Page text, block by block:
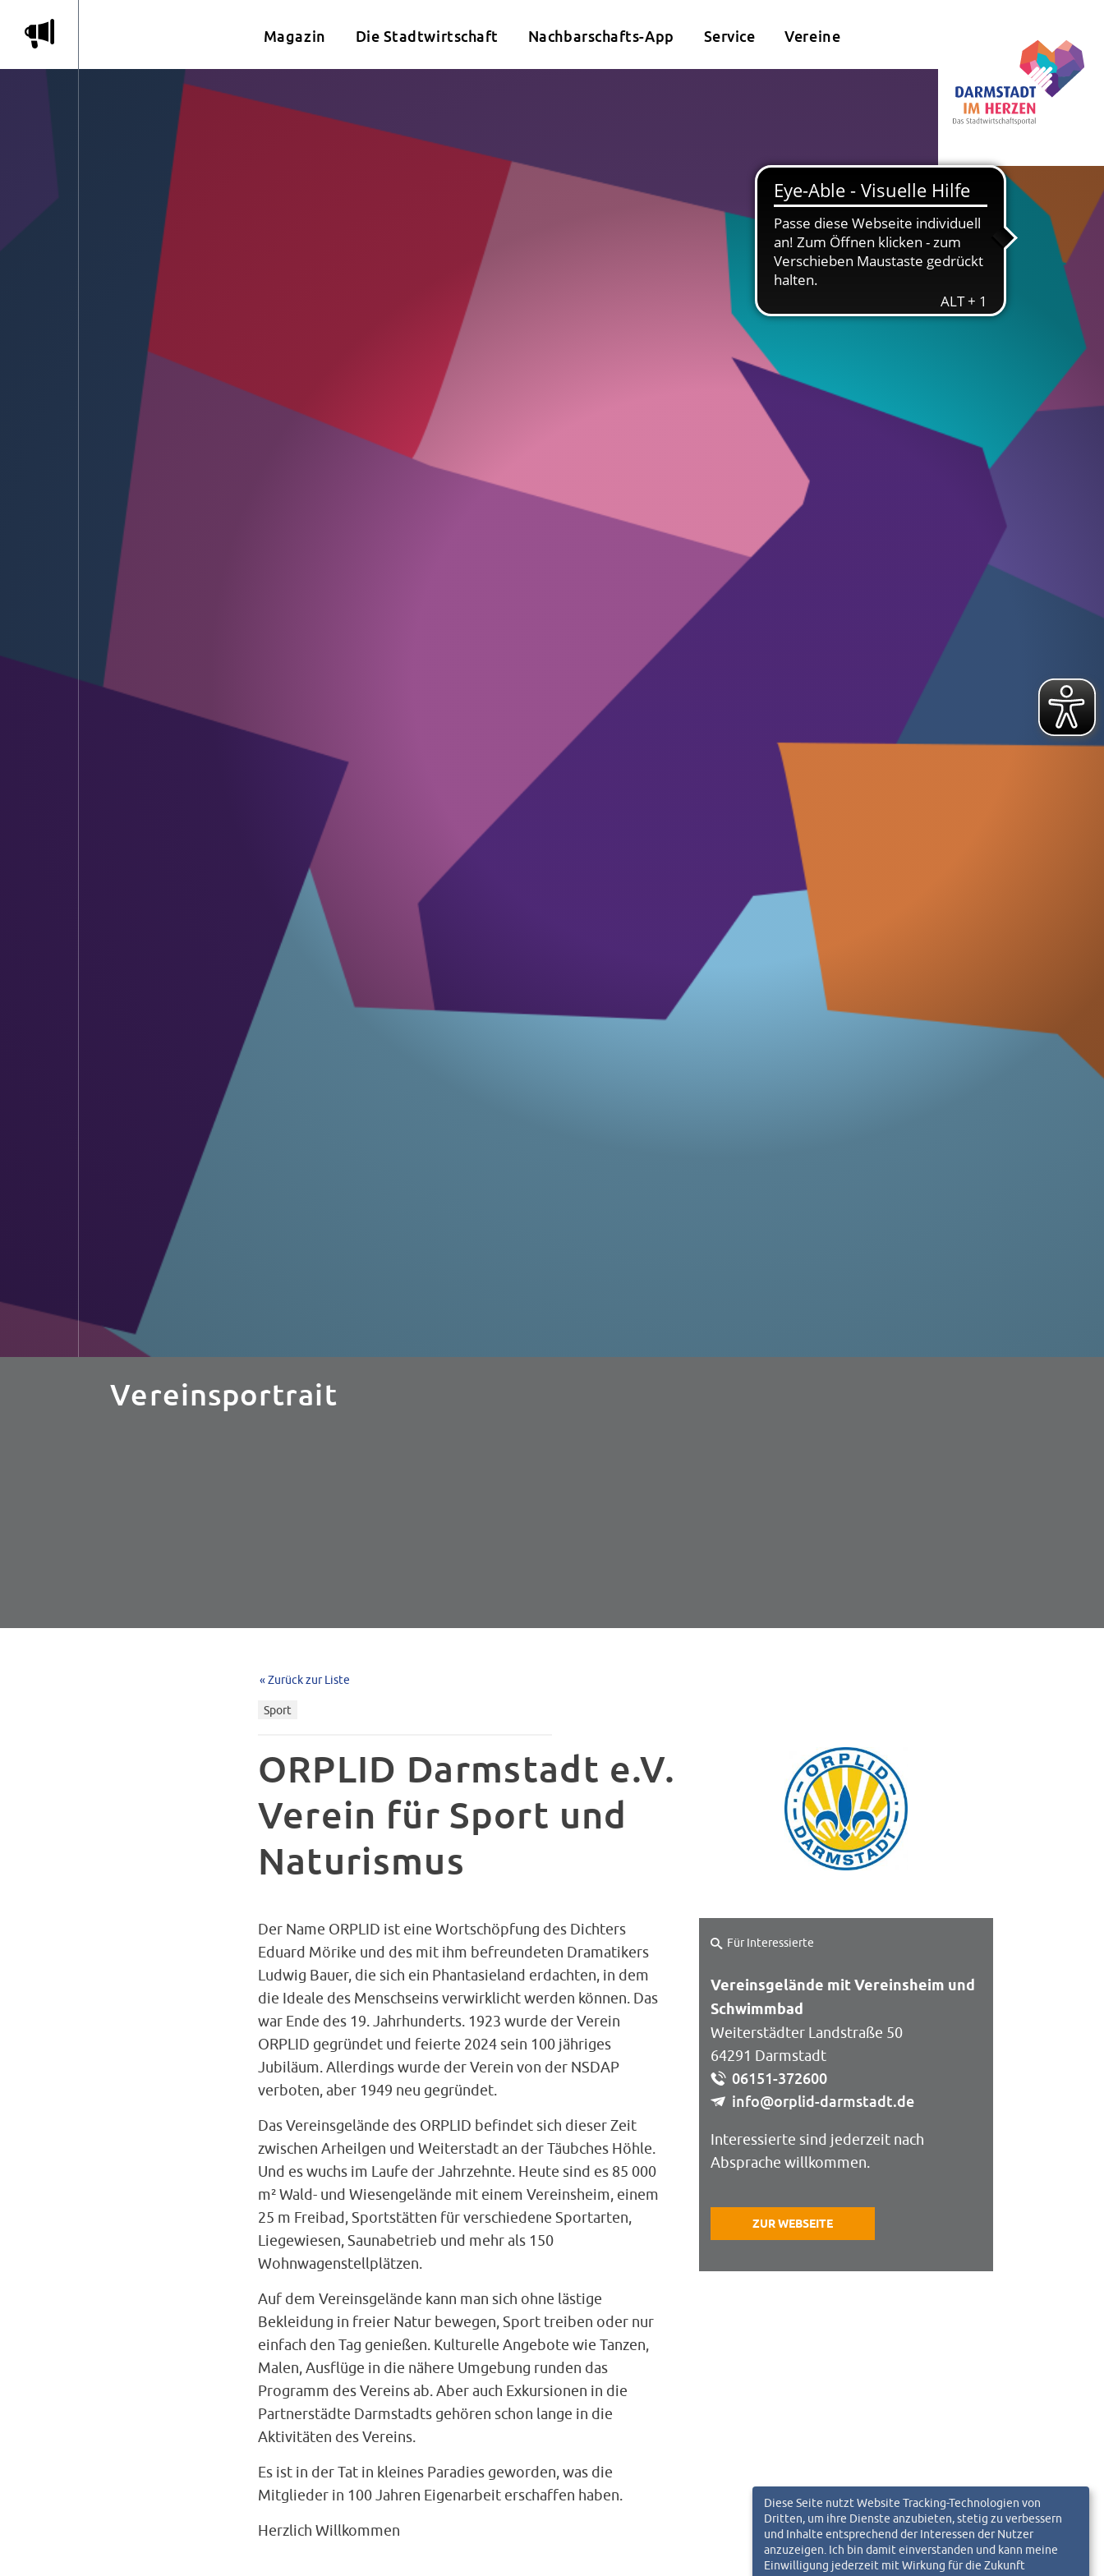
m Magazin Die Stadtwirtschaft Nachbarschafts-App Service Vereine
Vereinsportrait
« Zurück zur Liste
Sport
ORPLID Darmstadt e.V.
Verein für Sport und
Naturismus
Der Name ORPLID ist eine Wortschöpfung des Dichters
Eduard Mörike und des mit ihm befreundeten Dramatikers
Ludwig Bauer, die sich ein Phantasieland erdachten, in dem
die Ideale des Menschseins verwirklicht werden können. Das
war Ende des 19. Jahrhunderts. 1923 wurde der Verein
ORPLID gegründet und feierte 2024 sein 100 jähriges
Jubiläum. Allerdings wurde der Verein von der NSDAP
verboten, aber 1949 neu gegründet.
Das Vereinsgelände des ORPLID befindet sich dieser Zeit
zwischen Arheilgen und Weiterstadt an der Täubches Höhle.
Und es wuchs im Laufe der Jahrzehnte. Heute sind es 85 000
m² Wald- und Wiesengelände mit einem Vereinsheim, einem
25 m Freibad, Sportstätten für verschiedene Sportarten,
Liegewiesen, Saunabetrieb und mehr als 150
Wohnwagenstellplätzen.
Auf dem Vereinsgelände kann man sich ohne lästige
Bekleidung in freier Natur bewegen, Sport treiben oder nur
einfach den Tag genießen. Kulturelle Angebote wie Tanzen,
Malen, Ausflüge in die nähere Umgebung runden das
Programm des Vereins ab. Aber auch Exkursionen in die
Partnerstädte Darmstadts gehören schon lange in die
Aktivitäten des Vereins.
Es ist in der Tat in kleines Paradies geworden, was die
Mitglieder in 100 Jahren Eigenarbeit erschaffen haben.
Herzlich Willkommen
Für Interessierte
Vereinsgelände mit Vereinsheim und
Schwimmbad
Weiterstädter Landstraße 50
64291 Darmstadt
06151-372600
info@orplid-darmstadt.de
Interessierte sind jederzeit nach
Absprache willkommen.
ZUR WEBSEITE
Diese Seite nutzt Website Tracking-Technologien von
Dritten, um ihre Dienste anzubieten, stetig zu verbessern
und Inhalte entsprechend der Interessen der Nutzer
anzuzeigen. Ich bin damit einverstanden und kann meine
Einwilligung jederzeit mit Wirkung für die Zukunft